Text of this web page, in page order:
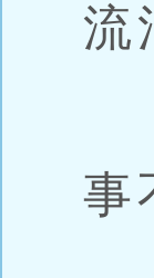
流
事